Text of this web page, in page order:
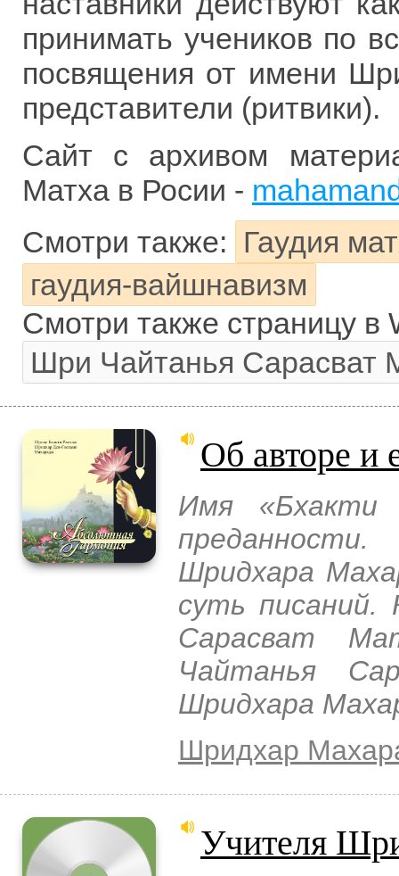
принимать учеников по
посвящения от имени
представители (ритвики).
Сайт с архивом
Матха в Росии -
Смотри также: Гаудия
гаудия-вайшнавизм
Смотри также страницу в
Шри Чайтанья Сарасват
Об авторе и
Имя «Бхакти
Шридхара
суть
Сарасват
Чайтанья
Шридхара
Шридхар
Учителя